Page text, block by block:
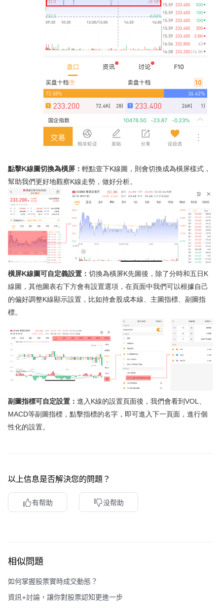
點擊K線圖切換為橫屏： 輕點壹下K線圖，則會切換成為橫屏樣式，
幫助我們更好地觀察K線走勢，做好分析。
橫屏K線圖可自定義設置： 切換為橫屏K先圖後，除了分時和五日K
線圖，其他圖表右下方會有設置選項，在頁面中我們可以根據自己
的偏好調整K線顯示設置，比如持倉股成本線、主圖指標、副圖指
標。
副圖指標可自定設置： 進入K線的設置頁面後，我們會看到VOL、
MACD等副圖指標，點擊指標的名字，即可進入下一頁面，進行個
性化的設置。
以上信息是否解決您的問題？
有帮助 没帮助
相似問題
如何掌握股票實時成交動態？
資訊+討論，讓你對股票認知更進一步